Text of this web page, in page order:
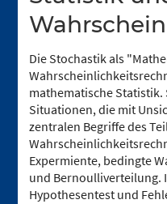
Die Stochastik als
mathematische
Situationen, die mit
zentralen Begriffe des
Expermiente, bedingte
und Bernoulliverteilung.
Hypothesentest und